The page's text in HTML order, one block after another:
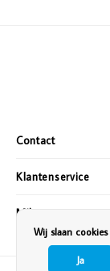
Contact
Klantenservice
Mijn account
Wij slaan
Ja